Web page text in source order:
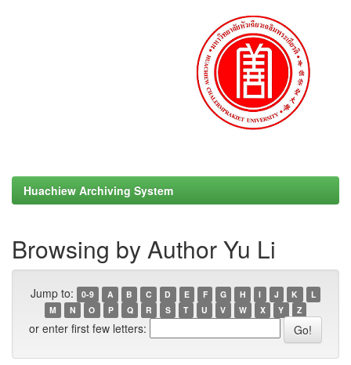
Huachiew Archiving System
Browsing by Author Yu Li
Jump to: 0-9 A B C D E F G H I J K
L
M
N O P Q R S T U V W X Y Z
or enter first few letters: